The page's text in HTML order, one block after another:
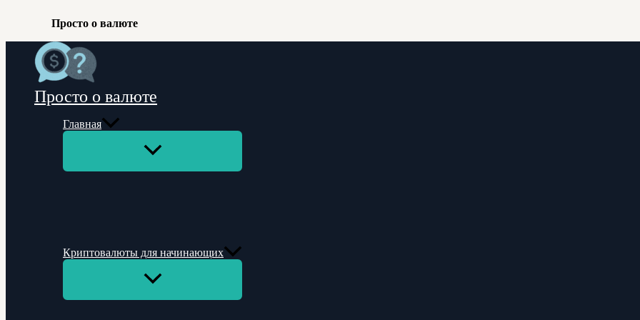
Просто о валюте
Перейти
содержимому
Просто о валюте
Главная
Переключатель
Криптовалюты для начинающих
Переключатель